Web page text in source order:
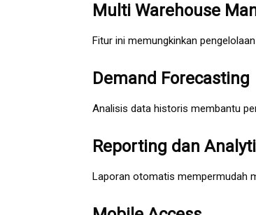
Multi Warehouse
Fitur ini memungkinkan
Demand Forecasting
Analisis data historis membantu
Reporting dan
Laporan otomatis mempermudah